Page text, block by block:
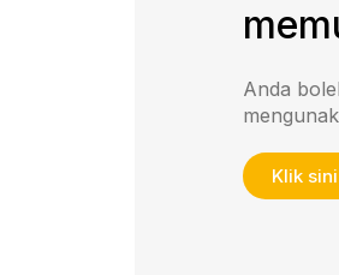
Anda
Klik sini